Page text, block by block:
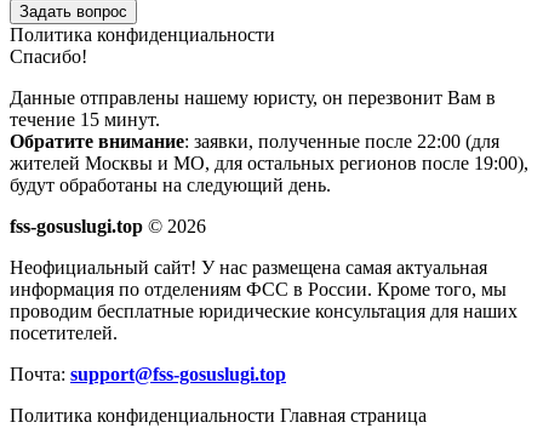
Задать вопрос
Политика конфиденциальности
Спасибо!
Данные отправлены нашему юристу, он перезвонит Вам в
течение 15 минут.
Обратите внимание: заявки, полученные после 22:00 (для
жителей Москвы и МО, для остальных регионов после 19:00),
будут обработаны на следующий день.
fss-gosuslugi.top © 2026
Неофициальный сайт! У нас размещена самая актуальная
информация по отделениям ФСС в России. Кроме того, мы
проводим бесплатные юридические консультация для наших
посетителей.
Почта: support@fss-gosuslugi.top
Политика конфиденциальности Главная страница